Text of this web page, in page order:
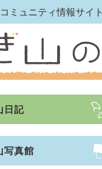
ミュニティ情報サイト
日記
写真館